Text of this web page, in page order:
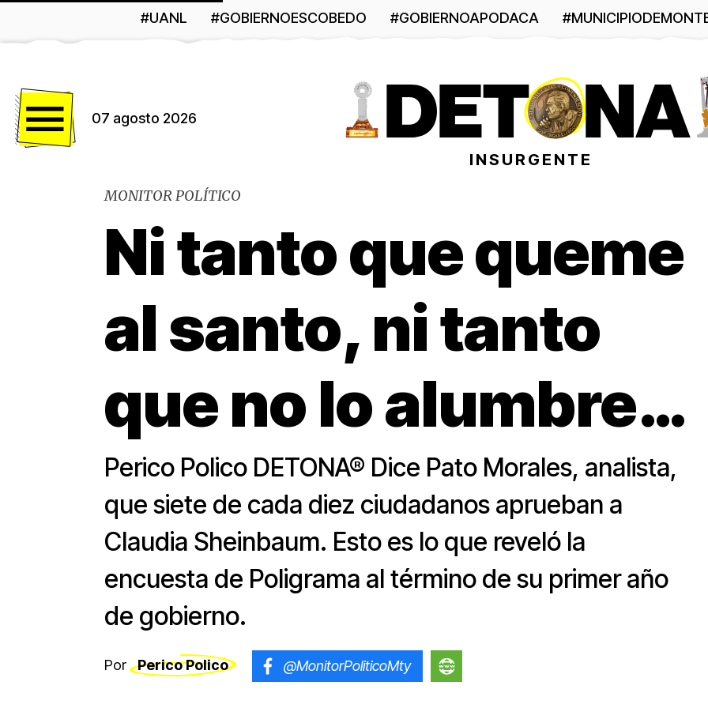
#UANL #GOBIERNOESCOBEDO #GOBIERNOAPODACA
07 agosto 2026
INSURGENTE
MONITOR POLÍTICO
Ni tanto que queme
al santo, ni tanto
que no lo alumbre…
Perico Polico DETONA® Dice Pato Morales, analista,
que siete de cada diez ciudadanos aprueban a
Claudia Sheinbaum. Esto es lo que reveló la
encuesta de Poligrama al término de su primer año
de gobierno.
Por Perico Polico @MonitorPoliticoMty